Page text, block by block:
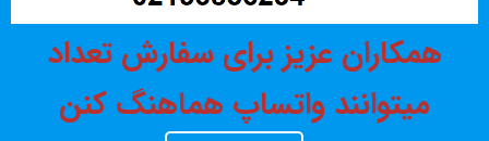
همکاران عزیز برای سفارش تعداد
میتوانند واتساپ هماهنگ کنن